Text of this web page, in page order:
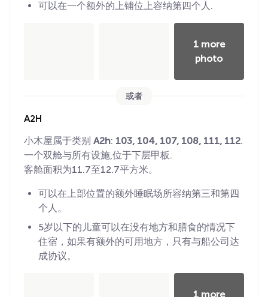
可以在一个额外的上铺位上容纳第四个人.
1 more
photo
或者
A2H
小木屋属于类别 A2h: 103, 104, 107, 108, 111, 112.
一个双舱与所有设施,位于下层甲板.
客舱面积为11.7至12.7平方米。
可以在上部位置的额外睡眠场所容纳第三和第四
个人。
5岁以下的儿童可以在没有地方和膳食的情况下
住宿，如果有额外的可用地方，只有与船公司达
成协议。
1 more